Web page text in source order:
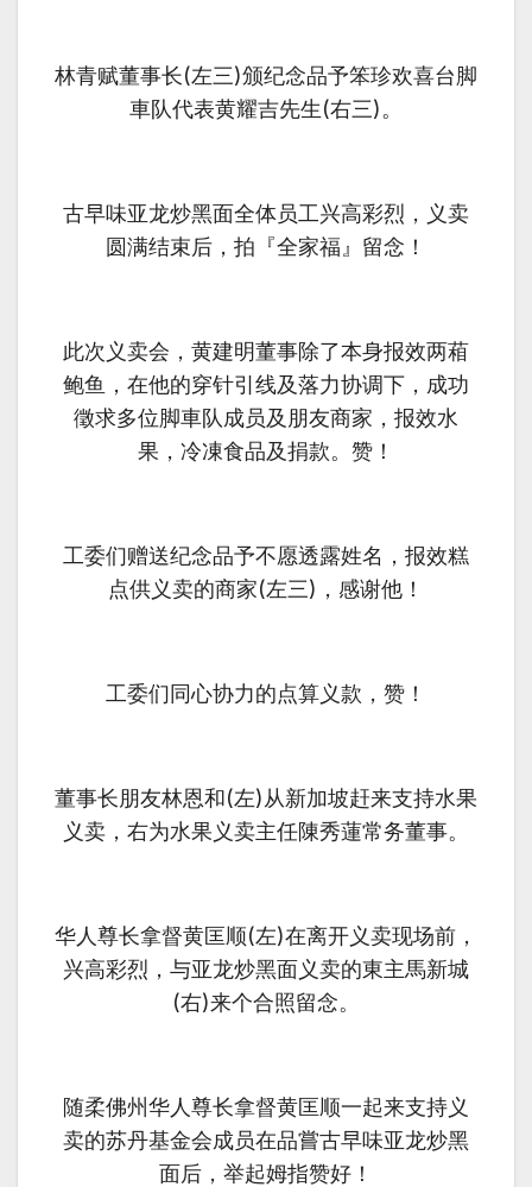
林青赋董事长(左三)颁纪念品予笨珍欢喜台脚
車队代表黄耀吉先生(右三)。
古早味亚龙炒黑面全体员工兴高彩烈，义卖
圆满结束后，拍『全家福』留念！
此次义卖会，黄建明董事除了本身报效两葙
鲍鱼，在他的穿针引线及落力协调下，成功
徵求多位脚車队成员及朋友商家，报效水
果，冷凍食品及捐款。赞！
工委们赠送纪念品予不愿透露姓名，报效糕
点供义卖的商家(左三)，感谢他！
工委们同心协力的点算义款，赞！
董事长朋友林恩和(左)从新加坡赶来支持水果
义卖，右为水果义卖主任陳秀蓮常务董事。
华人尊长拿督黄匡顺(左)在离开义卖现场前，
兴高彩烈，与亚龙炒黑面义卖的東主馬新城
(右)来个合照留念。
随柔佛州华人尊长拿督黄匡顺一起来支持义
卖的苏丹基金会成员在品嘗古早味亚龙炒黑
面后，举起姆指赞好！